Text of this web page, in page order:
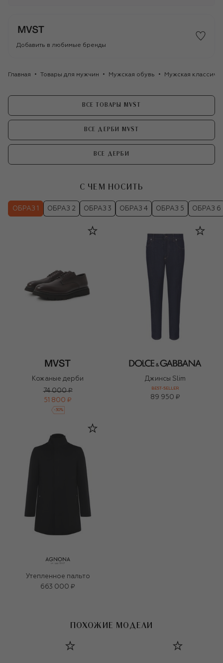
Добавить в любимые бренды
Главная Товары для мужчин Мужская обувь Мужская
ВСЕ ТОВАРЫ MVST
ВСЕ ДЕРБИ MVST
ВСЕ ДЕРБИ
С ЧЕМ НОСИТЬ
ОБРАЗ 1 ОБРАЗ 2 ОБРАЗ 3 ОБРАЗ 4 ОБРАЗ 5 ОБРАЗ 6
Кожаные дерби
74 000 ₽
51 800 ₽
-30%
Джинсы Slim
BEST-SELLER
89 950 ₽
Утепленное пальто
663 000 ₽
ПОХОЖИЕ МОДЕЛИ